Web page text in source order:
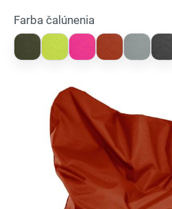
Farba čalúnenia